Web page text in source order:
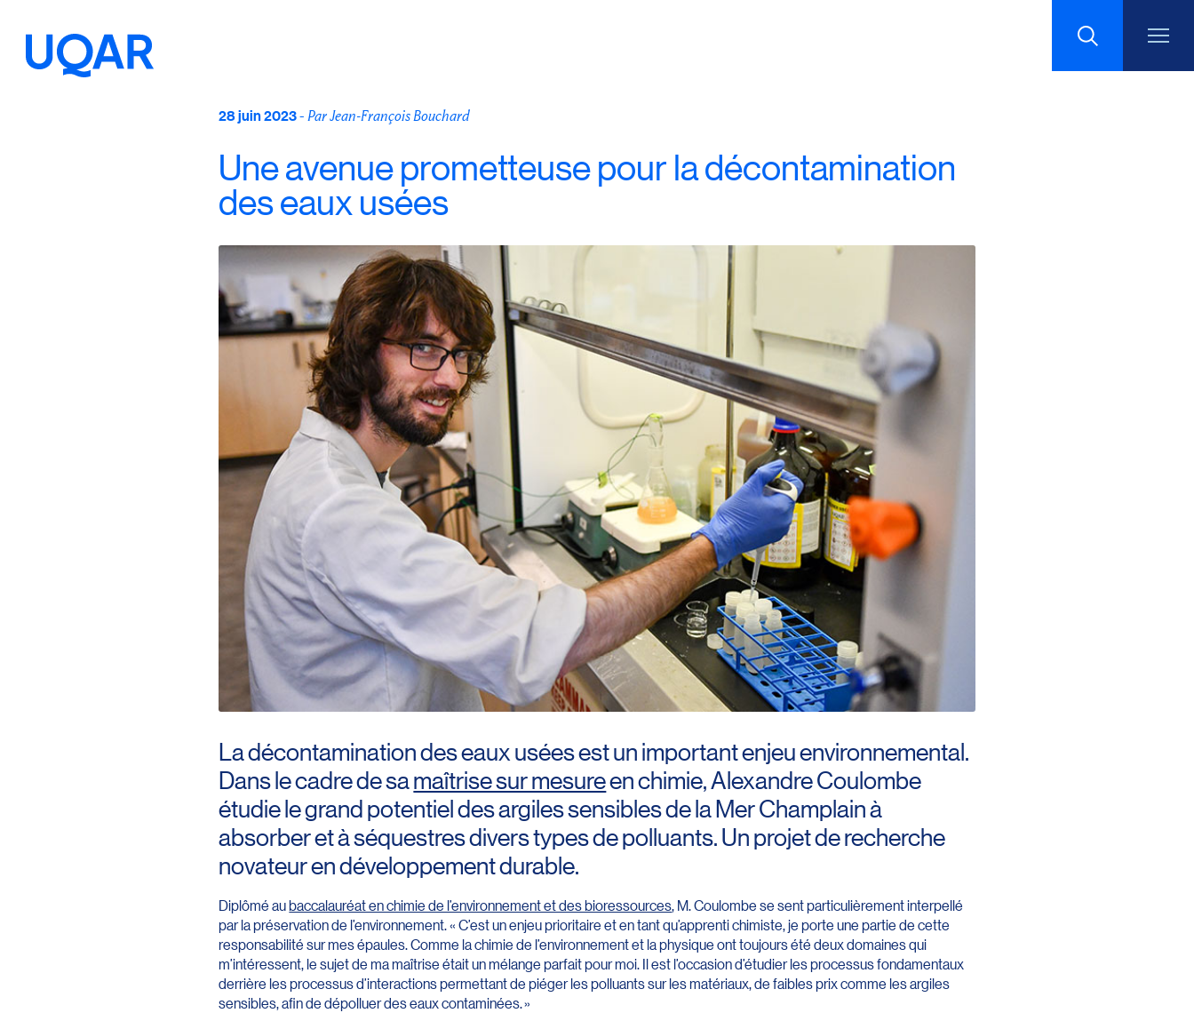
Aller au contenu Recherche
Taille du texte
Espacement du texte
28 juin 2023- Par Jean-François Bouchard
Une avenue prometteuse pour la décontamination
des eaux usées
La décontamination des eaux usées est un important enjeu environnemental.
Dans le cadre de samaîtrise sur mesureen chimie, Alexandre Coulombe
étudie le grand potentiel des argiles sensibles de la Mer Champlain à
absorber et à séquestres divers types de polluants. Un projet de recherche
novateur en développement durable.
Diplômé aubaccalauréat en chimie de l’environnement et des bioressources, M. Coulombe se sent particulièrement interpellé
par la préservation de l’environnement. « C’est un enjeu prioritaire et en tant qu’apprenti chimiste, je porte une partie de cette
responsabilité sur mes épaules. Comme la chimie de l’environnement et la physique ont toujours été deux domaines qui
m’intéressent, le sujet de ma maîtrise était un mélange parfait pour moi. Il est l’occasion d’étudier les processus fondamentaux
derrière les processus d’interactions permettant de piéger les polluants sur les matériaux, de faibles prix comme les argiles
sensibles, afin de dépolluer des eaux contaminées. »